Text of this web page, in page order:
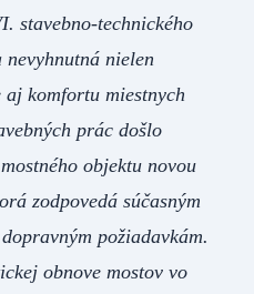
stavebno-technického
nielen
komfortu miestnych
prác došlo
objektu novou
zodpovedá súčasným
požiadavkám.
obnove mostov vo